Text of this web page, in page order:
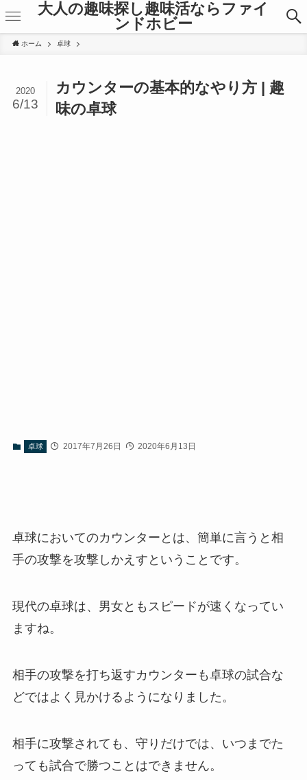
大人の趣味探し趣味活ならファイ
ンドホビー
ホーム 卓球
カウンターの基本的なやり方 | 趣
味の卓球
2020
6/13
卓球 2017年7月26日 2020年6月13日
卓球においてのカウンターとは、簡単に言うと相
手の攻撃を攻撃しかえすということです。
現代の卓球は、男女ともスピードが速くなってい
ますね。
相手の攻撃を打ち返すカウンターも卓球の試合な
どではよく見かけるようになりました。
相手に攻撃されても、守りだけでは、いつまでた
っても試合で勝つことはできません。